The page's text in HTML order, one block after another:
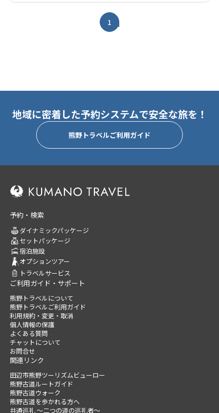
1.滝尻王子から車で4分の好立地。スタート地点へのアクセスが
スムーズで、早朝の出発にも便利です。
2. 宿の目の前を流れる石船川のせせらぎと自然豊かな緑に包ま
1
地域に密着した予約システムで安全な旅を！
熊野トラベルご利用ガイド
予約・検索
ダイナミックパッケージ
セットパッケージ
宿泊施設
オプションツアー
トラベルサービス
ご利用ガイド・サポート
熊野トラベルについて
熊野トラベルご利用ガイド
利用規約・変更・取消
個人情報の保護
よくある質問
チャットについて
お問合せ
関連リンク
田辺市熊野ツーリズムビューロー
熊野古道ルートガイド
熊野古道ウォーク
熊野古道を歩かれる方へ
共通巡礼 ～二つの道の巡礼者～